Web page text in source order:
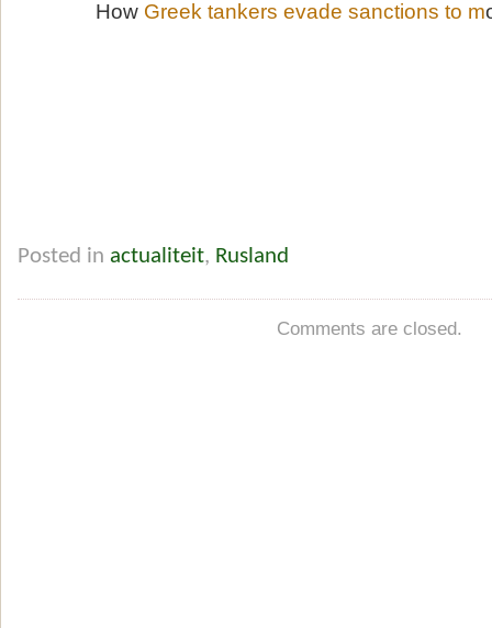
How Greek tankers evade sanctions to m
Posted in actualiteit, Rusland
Comments are closed.